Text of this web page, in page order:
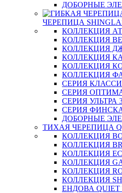
ДОБОРНЫЕ
ЧЕРЕПИЦА
КОЛЛЕКЦИЯ
КОЛЛЕКЦИЯ
КОЛЛЕКЦИЯ
КОЛЛЕКЦИЯ
КОЛЛЕКЦИЯ
КОЛЛЕКЦИЯ
СЕРИЯ
СЕРИЯ
СЕРИЯ УЛЬТРА
СЕРИЯ
ДОБОРНЫЕ
ТИХАЯ ЧЕРЕПИЦА
КОЛЛЕКЦИЯ
КОЛЛЕКЦИЯ
КОЛЛЕКЦИЯ
КОЛЛЕКЦИЯ
КОЛЛЕКЦИЯ
КОЛЛЕКЦИЯ
ЕНДОВА QUIET